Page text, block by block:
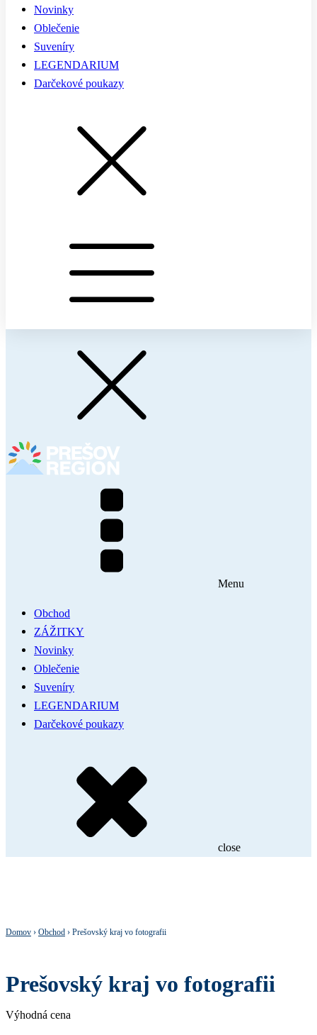
Novinky
Oblečenie
Suveníry
LEGENDARIUM
Darčekové poukazy
Menu
Obchod
ZÁŽITKY
Novinky
Oblečenie
Suveníry
LEGENDARIUM
Darčekové poukazy
close
Domov › Obchod › Prešovský kraj vo fotografii
Prešovský kraj vo fotografii
Výhodná cena